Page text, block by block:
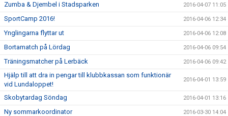
Zumba & Djembel i Stadsparken 2016-04-07 11:05
SportCamp 2016! 2016-04-06 12:34
Ynglingarna flyttar ut 2016-04-06 12:08
Bortamatch på Lördag 2016-04-06 09:54
Träningsmatcher på Lerbäck 2016-04-06 09:42
Hjälp till att dra in pengar till klubbkassan som funktionär
vid Lundaloppet!
2016-04-01 13:59
Skobytardag Söndag 2016-04-01 13:16
Ny sommarkoordinator 2016-03-30 14:04